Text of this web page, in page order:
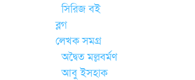
সিরিজ বই
ব্লগ
লেখক সমগ্র
অদ্বৈত মল্লবর্মণ
আবু ইসহাক